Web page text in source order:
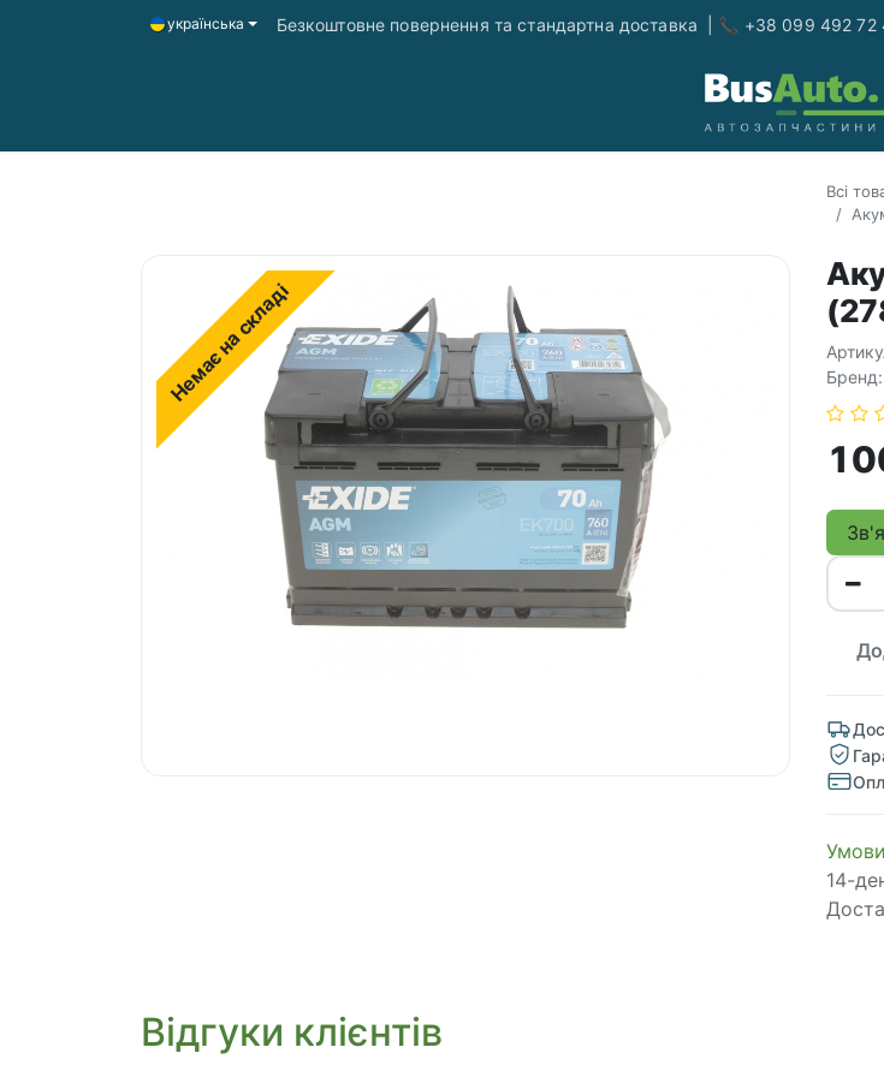
українська Безкоштовне повернення та стандартна доставка | 📞 +38 099 492
Зв'яжіться з нами
Всі
Немає на складі
Бренд:
14-
Відгуки клієнтів